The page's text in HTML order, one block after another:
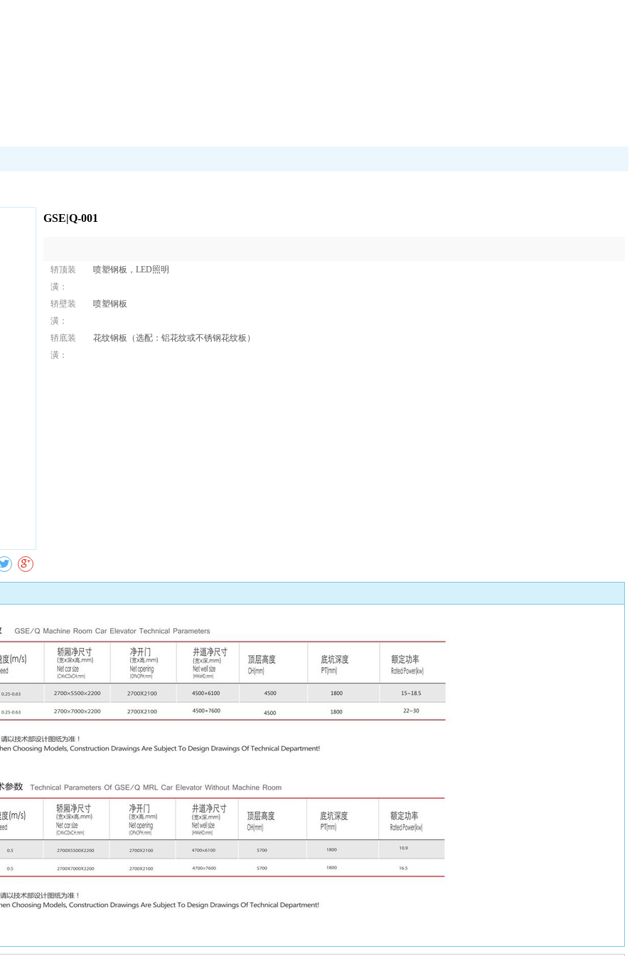
GSE|Q-001
轿顶装
潢：
喷塑钢板，LED照明
轿壁装
潢：
喷塑钢板
轿底装
潢：
花纹钢板（选配：铝花纹或不锈钢花纹板）